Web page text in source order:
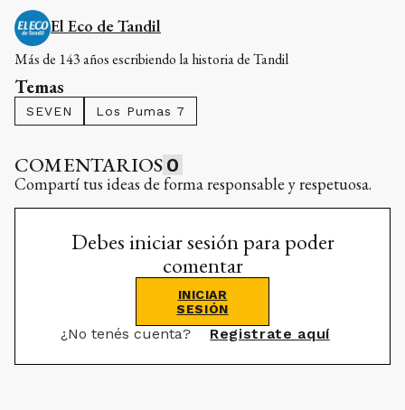
El Eco de Tandil
Más de 143 años escribiendo la historia de Tandil
Temas
SEVEN Los Pumas 7
COMENTARIOS 0
Compartí tus ideas de forma responsable y respetuosa.
Debes iniciar sesión para poder
comentar
INICIAR
SESIÓN
¿No tenés cuenta? Registrate aquí